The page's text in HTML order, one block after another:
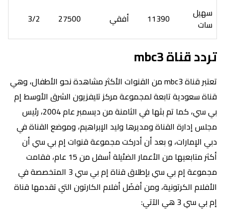
سهيل
سات
11390 أفقي 27500
3/2
تردد قناة mbc3
تعتبر قناة mbc3 من القنوات الأكثر مشاهدة نحو الأطفال، وهي
قناة سعودية تابعة لمجموعة مركز تليفزيون الشرق الأوسط إم
بي سي، كما تم بثها في الثامنة من ديسمبر عام 2004، رئيس
مجلس إدارة القناة ومديرها وليد الإبراهيم، وموضع القناة في
دبي الإمارات، و بعد أن أدركت مجموعة قنوات إم بي سي أن
أكثر متابعيها من الأعمار الضئيلة أسفل من 15 عام، فقامت
مجموعة إم بي سي بإطلاق قناة إم بي سي 3 المتخصصة في
الأفلام الكرتونية، ومن أفضَل أفلام الكارتون التي تقدمها قناة
إم بي سي 3 هي الآتي: